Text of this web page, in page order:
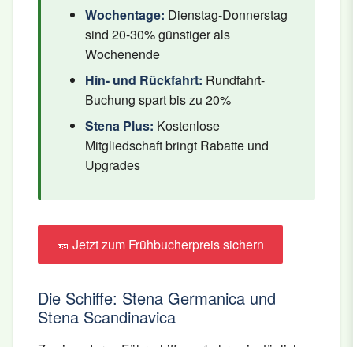
Wochentage: Dienstag-Donnerstag
sind 20-30% günstiger als
Wochenende
Hin- und Rückfahrt: Rundfahrt-
Buchung spart bis zu 20%
Stena Plus: Kostenlose
Mitgliedschaft bringt Rabatte und
Upgrades
🎫 Jetzt zum Frühbucherpreis sichern
Die Schiffe: Stena Germanica und
Stena Scandinavica